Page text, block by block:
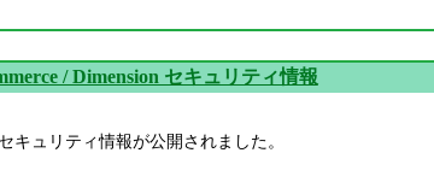
/ Dimension セキュリティ情報
キュリティ情報が公開されました。